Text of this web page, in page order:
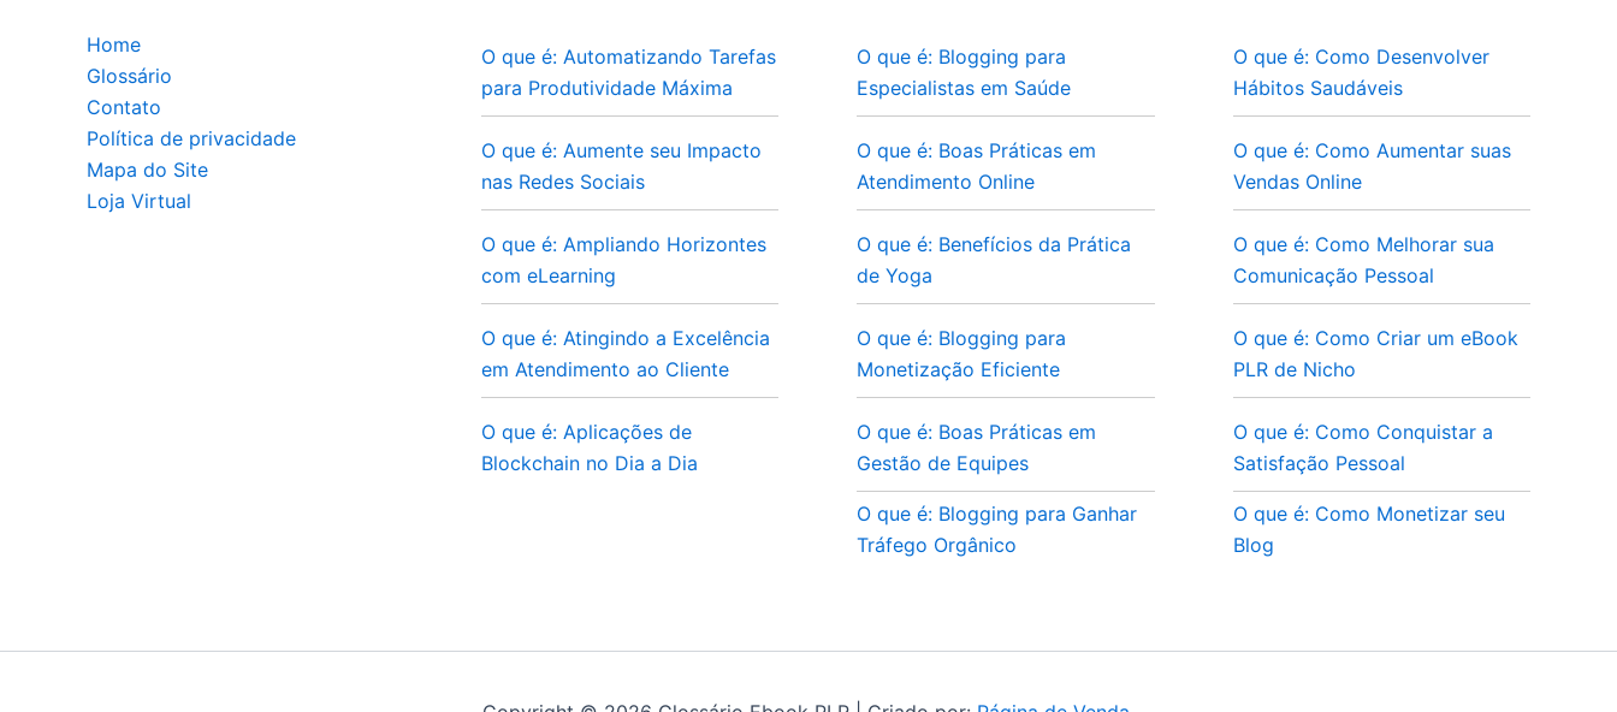
Home
Glossário
Contato
Política de privacidade
Mapa do Site
Loja Virtual
O que é: Automatizando Tarefas
para Produtividade Máxima
O que é: Aumente seu Impacto
nas Redes Sociais
O que é: Ampliando Horizontes
com eLearning
O que é: Atingindo a Excelência
em Atendimento ao Cliente
O que é: Aplicações de
Blockchain no Dia a Dia
O que é: Blogging para
Especialistas em Saúde
O que é: Boas Práticas em
Atendimento Online
O que é: Benefícios da Prática
de Yoga
O que é: Blogging para
Monetização Eficiente
O que é: Boas Práticas em
Gestão de Equipes
O que é: Blogging para Ganhar
Tráfego Orgânico
O que é: Como Desenvolver
Hábitos Saudáveis
O que é: Como Aumentar suas
Vendas Online
O que é: Como Melhorar sua
Comunicação Pessoal
O que é: Como Criar um eBook
PLR de Nicho
O que é: Como Conquistar a
Satisfação Pessoal
O que é: Como Monetizar seu
Blog